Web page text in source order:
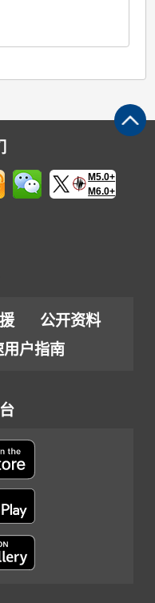
M5.0+
M6.0+
公开资料
用户指南